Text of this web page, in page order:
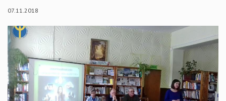
07.11.2018